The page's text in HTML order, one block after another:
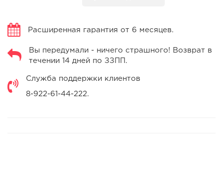
Расширенная гарантия от 6 месяцев.
Вы передумали - ничего страшного! Возврат в
течении 14 дней по ЗЗПП.
Служба поддержки клиентов
8-922-61-44-222.